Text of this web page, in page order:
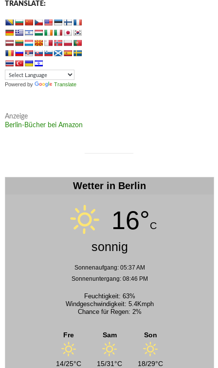
TRANSLATE:
Powered by Translate
Anzeige
Berlin-Bücher bei Amazon
Wetter in Berlin
16°C
sonnig
Sonnenaufgang: 05:37 AM
Sonnenuntergang: 08:46 PM
Feuchtigkeit: 63%
Windgeschwindigkeit: 5.4Kmph
Chance für Regen: 2%
Fre
14/25°C
Sam
15/31°C
Son
18/29°C